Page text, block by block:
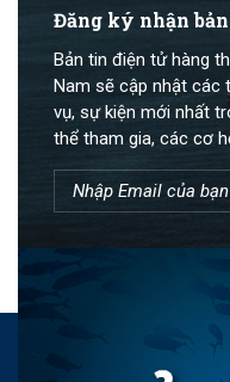
Đăng ký nhận
Bản tin điện tử hàng
Nam sẽ cập nhật các
vụ, sự kiện mới nhất
thể tham gia, các cơ